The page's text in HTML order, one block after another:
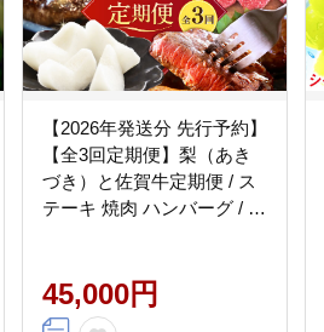
【2026年発送分 先行予約】
【全3回定期便】梨（あき
づき）と佐賀牛定期便 / ス
テーキ 焼肉 ハンバーグ / 佐
45,000円